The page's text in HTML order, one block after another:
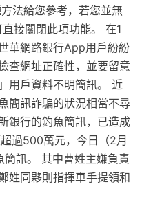
法給您參考，若您並無
接關閉此項功能。 在1
華網路銀行App用戶紛紛
查網址正確性，並要留意
用戶資料不明簡訊。 近
簡訊詐騙的狀況相當不尋
銀行的釣魚簡訊，已造成
過500萬元，今日（2月
訊。 其中曹姓主嫌負責
姓同夥則指揮車手提領和